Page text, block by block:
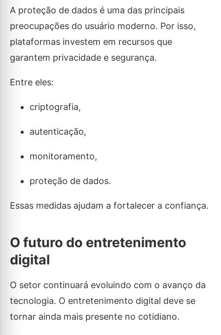
A proteção de dados é uma das principais
preocupações do usuário moderno. Por isso,
plataformas investem em recursos que
garantem privacidade e segurança.
Entre eles:
criptografia,
autenticação,
monitoramento,
proteção de dados.
Essas medidas ajudam a fortalecer a confiança.
O futuro do entretenimento
digital
O setor continuará evoluindo com o avanço da
tecnologia. O entretenimento digital deve se
tornar ainda mais presente no cotidiano.